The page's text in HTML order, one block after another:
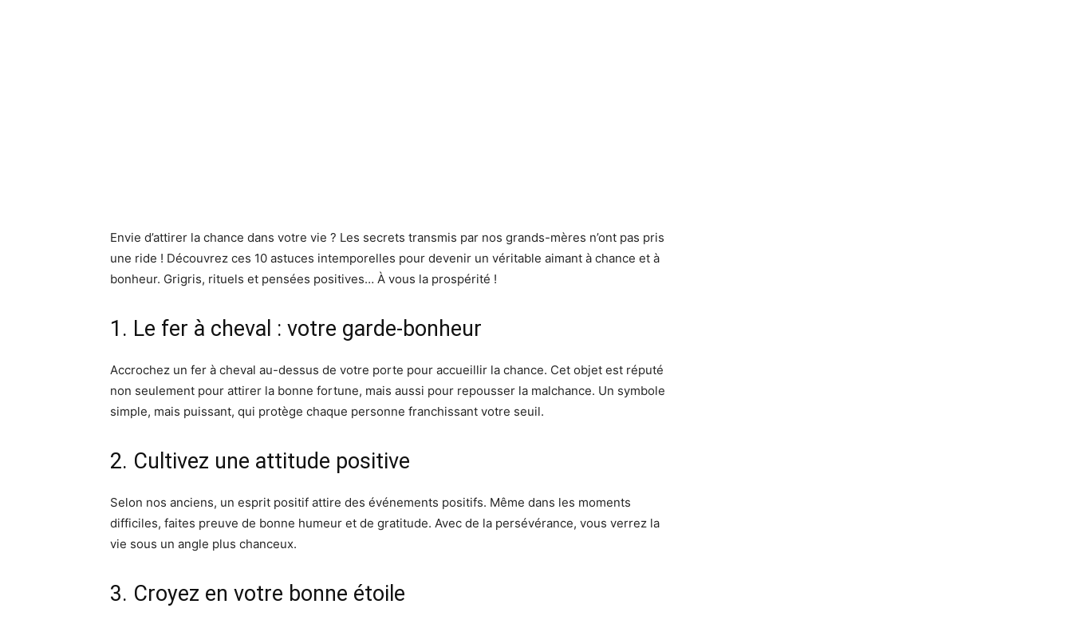
Envie d’attirer la chance dans votre vie ? Les secrets transmis par nos grands-mères n’ont pas pris
une ride ! Découvrez ces 10 astuces intemporelles pour devenir un véritable aimant à chance et à
bonheur. Grigris, rituels et pensées positives… À vous la prospérité !
1. Le fer à cheval : votre garde-bonheur
Accrochez un fer à cheval au-dessus de votre porte pour accueillir la chance. Cet objet est réputé
non seulement pour attirer la bonne fortune, mais aussi pour repousser la malchance. Un symbole
simple, mais puissant, qui protège chaque personne franchissant votre seuil.
2. Cultivez une attitude positive
Selon nos anciens, un esprit positif attire des événements positifs. Même dans les moments
difficiles, faites preuve de bonne humeur et de gratitude. Avec de la persévérance, vous verrez la
vie sous un angle plus chanceux.
3. Croyez en votre bonne étoile